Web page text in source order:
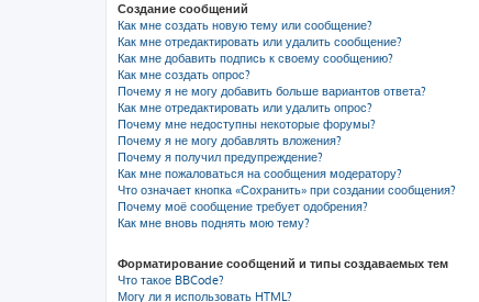
Создание сообщений
Как мне создать новую тему или сообщение?
Как мне отредактировать или удалить сообщение?
Как мне добавить подпись к своему сообщению?
Как мне создать опрос?
Почему я не могу добавить больше вариантов ответа?
Как мне отредактировать или удалить опрос?
Почему мне недоступны некоторые форумы?
Почему я не могу добавлять вложения?
Почему я получил предупреждение?
Как мне пожаловаться на сообщения модератору?
Что означает кнопка «Сохранить» при создании сообщения?
Почему моё сообщение требует одобрения?
Как мне вновь поднять мою тему?
Форматирование сообщений и типы создаваемых тем
Что такое BBCode?
Могу ли я использовать HTML?